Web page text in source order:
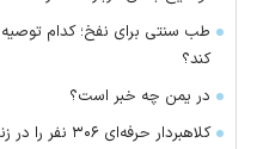
طب سنتی برای نفخ؛ کدام
کند؟
در یمن چه خبر است؟
کلاهبردار حرفه‌ای ۳۰۶ نفر را در زندان فریب داد